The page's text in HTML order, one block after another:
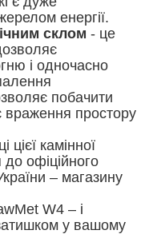
енергії.
склом - це
і одночасно
побачити
враження простору
цієї камінної
офіційного
– магазину
W4 – і
у вашому